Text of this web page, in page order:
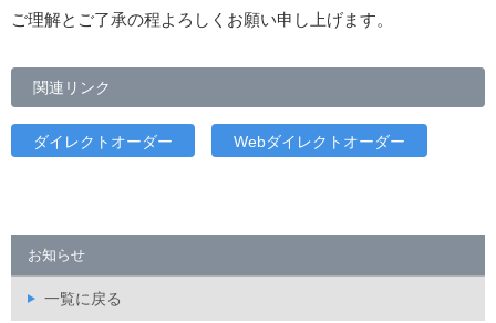
ご理解とご了承の程よろしくお願い申し上げます。
関連リンク
ダイレクトオーダー Webダイレクトオーダー
お知らせ
一覧に戻る